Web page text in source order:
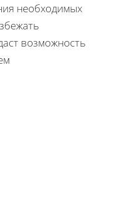
необходимых
возможность